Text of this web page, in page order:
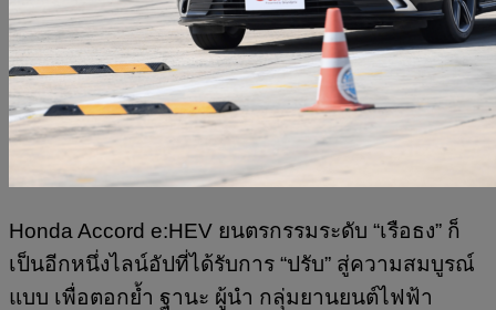
Honda Accord e:HEV ยนตรกรรมระดับ “เรือธง” ก็
เป็นอีกหนึ่งไลน์อัปที่ได้รับการ “ปรับ” สู่ความสมบูรณ์
แบบ เพื่อตอกย้ำ ฐานะ ผู้นำ กลุ่มยานยนต์ไฟฟ้า